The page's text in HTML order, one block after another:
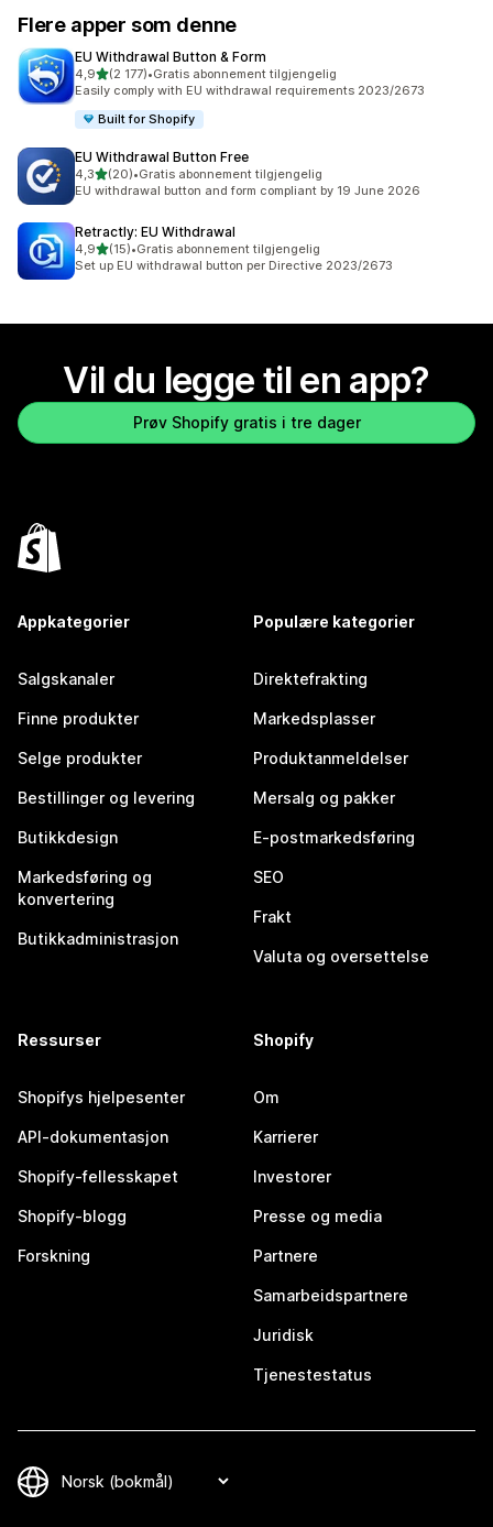
Flere apper som denne
EU Withdrawal Button & Form
4,9av 5 stjerner
(2 177)
Totalt 2177 omtaler
•Gratis abonnement tilgjengelig
Easily comply with EU withdrawal requirements 2023/2673
Built for Shopify
EU Withdrawal Button Free
4,3av 5 stjerner
(20)
Totalt 20 omtaler
•Gratis abonnement tilgjengelig
EU withdrawal button and form compliant by 19 June 2026
Retractly: EU Withdrawal
4,9av 5 stjerner
(15)
Totalt 15 omtaler
•Gratis abonnement tilgjengelig
Set up EU withdrawal button per Directive 2023/2673
Vil du legge til en app?
Prøv Shopify gratis i tre dager
Appkategorier
Salgskanaler
Finne produkter
Selge produkter
Bestillinger og levering
Butikkdesign
Markedsføring og
konvertering
Butikkadministrasjon
Populære kategorier
Direktefrakting
Markedsplasser
Produktanmeldelser
Mersalg og pakker
E-postmarkedsføring
SEO
Frakt
Valuta og oversettelse
Ressurser
Shopifys hjelpesenter
API-dokumentasjon
Shopify-fellesskapet
Shopify-blogg
Forskning
Shopify
Om
Karrierer
Investorer
Presse og media
Partnere
Samarbeidspartnere
Juridisk
Tjenestestatus